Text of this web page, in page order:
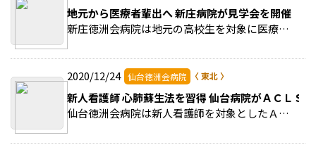
地元から医療者輩出へ 新庄病院が見学会を開催
新庄徳洲会病院は地元の高校生を対象に医療現場見学会を行った。医療に興味をもってもらい地元出身の医療従事者の増加につなげるのが狙い。 >>続きを読む
2020/12/24 仙台徳洲会病院
新人看護師 心肺蘇生法を習得 仙台病院がＡＣＬＳ
仙台徳洲会病院は新人看護師を対象としたＡＣＬＳ（二次救命処置）研修を実施した。 >>続きを読む